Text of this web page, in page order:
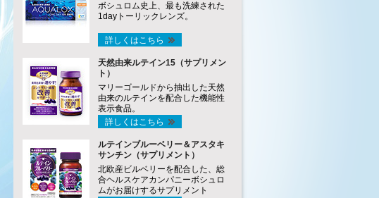
ボシュロム史上、最も洗練された
1dayトーリックレンズ。
詳しくはこちら
天然由来ルテイン15（サプリメン
ト）
マリーゴールドから抽出した天然
由来のルテインを配合した機能性
表示食品。
詳しくはこちら
ルテインブルーベリー＆アスタキ
サンチン（サプリメント）
北欧産ビルベリーを配合した、総
合ヘルスケアカンパニーボシュロ
ムがお届けするサプリメント